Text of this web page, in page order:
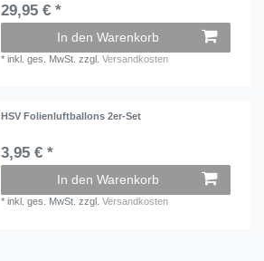
29,95 € *
In den Warenkorb
*inkl. ges. MwSt. zzgl.Versandkosten
HSV Folienluftballons 2er-Set
3,95 € *
In den Warenkorb
*inkl. ges. MwSt. zzgl.Versandkosten